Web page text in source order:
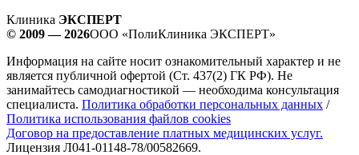
Клиника ЭКСПЕРТ
© 2009 — 2026ООО «ПолиКлиника ЭКСПЕРТ»
Информация на сайте носит ознакомительный характер и не
является публичной офертой (Ст. 437(2) ГК РФ). Не
занимайтесь самодиагностикой — необходима консультация
специалиста. Политика обработки персональных данных /
Политика использования файлов cookies
Договор на предоставление платных медицинских услуг.
Лицензия Л041-01148-78/00582669.